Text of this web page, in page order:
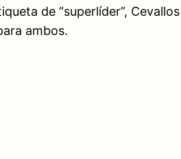
de “superlíder”,
ambos.